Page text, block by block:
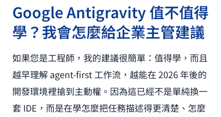
Google Antigravity 值不值得
學？我會怎麼給企業主管建議
如果您是工程師，我的建議很簡單：值得學，而且
越早理解 agent-first 工作流，越能在 2026 年後的
開發環境裡搶到主動權。因為這已經不是單純換一
套 IDE，而是在學怎麼把任務描述得更清楚、怎麼